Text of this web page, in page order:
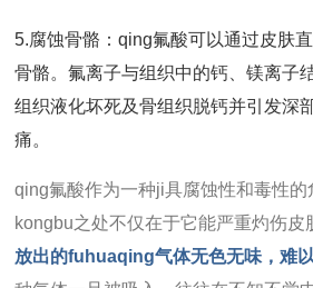
5.腐蚀骨骼：qing氟酸可以通过皮肤
骨骼。氟离子与组织中的钙、镁离子
组织液化坏死及骨组织脱钙并引发深
痛。
qing氟酸作为一种ji具腐蚀性和毒性
kongbu之处不仅在于它能严重灼伤皮
放出的fu huaqing气体无色无味，难